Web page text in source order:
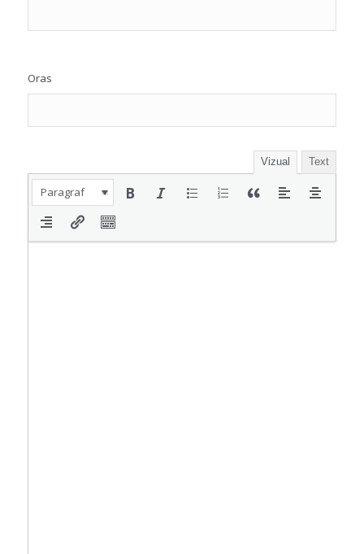
Oras
Vizual Text
Paragraf